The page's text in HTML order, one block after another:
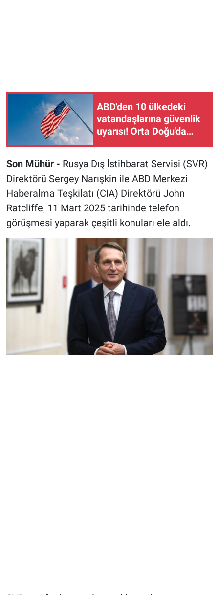
ABD'den 10 ülkedeki
vatandaşlarına güvenlik
uyarısı! Orta Doğu'da
Son Mühür - Rusya Dış İstihbarat Servisi (SVR)
Direktörü Sergey Narışkin ile ABD Merkezi
Haberalma Teşkilatı (CIA) Direktörü John
Ratcliffe, 11 Mart 2025 tarihinde telefon
görüşmesi yaparak çeşitli konuları ele aldı.